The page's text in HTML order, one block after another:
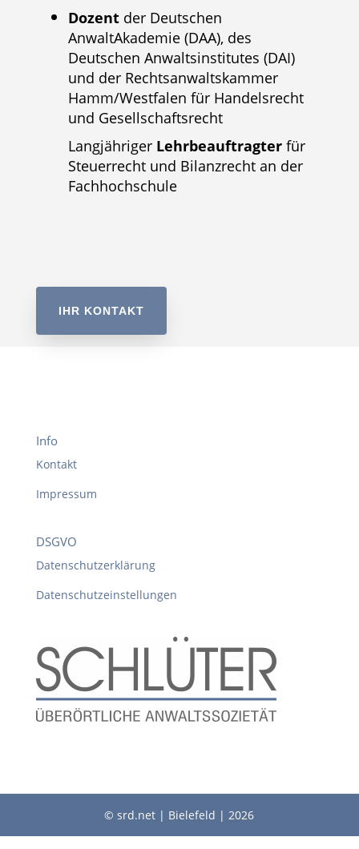
Dozentder Deutschen
AnwaltAkademie (DAA), des
Deutschen Anwaltsinstitutes (DAI)
und der Rechtsanwaltskammer
Hamm/Westfalen für Handelsrecht
und Gesellschaftsrecht
Langjähriger Lehrbeauftragterfür
Steuerrecht und Bilanzrecht an der
Fachhochschule
IHR KONTAKT
Info
Kontakt
Impressum
DSGVO
Datenschutzerklärung
Datenschutzeinstellungen
© srd.net | Bielefeld | 2026